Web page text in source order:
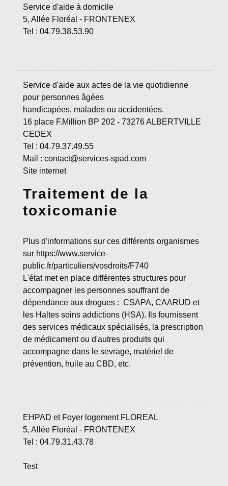
Service d'aide à domicile
5, Allée Floréal - FRONTENEX
Tel : 04.79.38.53.90
Service d'aide aux actes de la vie quotidienne
pour personnes âgées
handicapées, malades ou accidentées.
16 place F.Million BP 202 - 73276 ALBERTVILLE
CEDEX
Tel : 04.79.37.49.55
Mail : contact@services-spad.com
Site internet
Traitement de la
toxicomanie
Plus d'informations sur ces différents organismes
sur https://www.service-
public.fr/particuliers/vosdroits/F740
L'état met en place différentes structures pour
accompagner les personnes souffrant de
dépendance aux drogues : CSAPA, CAARUD et
les Haltes soins addictions (HSA). Ils fournissent
des services médicaux spécialisés, la prescription
de médicament ou d'autres produits qui
accompagne dans le sevrage, matériel de
prévention, huile au CBD, etc.
EHPAD et Foyer logement FLOREAL
5, Allée Floréal - FRONTENEX
Tel : 04.79.31.43.78
Test